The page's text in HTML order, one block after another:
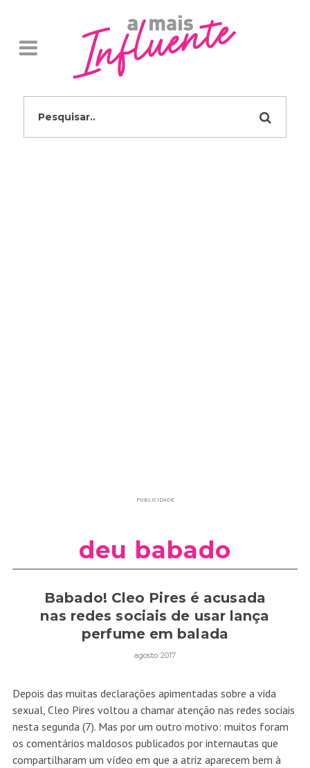
PUBLICIDADE
deu babado
Babado! Cleo Pires é acusada
nas redes sociais de usar lança
perfume em balada
agosto 2017
Depois das muitas declarações apimentadas sobre a vida
sexual, Cleo Pires voltou a chamar atenção nas redes sociais
nesta segunda (7). Mas por um outro motivo: muitos foram
os comentários maldosos publicados por internautas que
compartilharam um vídeo em que a atriz aparecem bem à